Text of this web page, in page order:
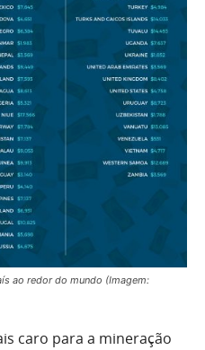
ao redor do mundo (Imagem:
caro para a mineração